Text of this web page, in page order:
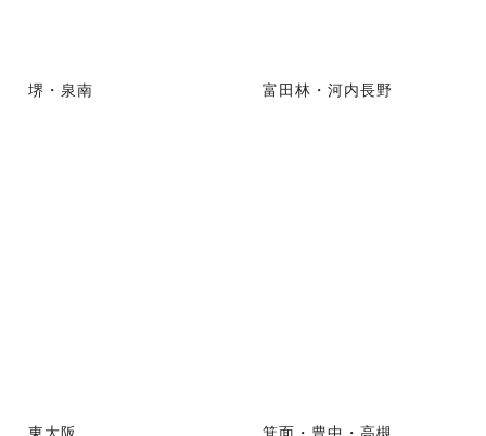
堺・泉南 富田林・河内長野
東大阪 箕面・豊中・高槻